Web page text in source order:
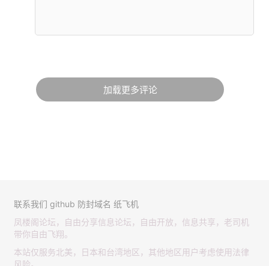
加载更多评论
联系我们 github 防封域名 纸飞机
凤楼阁论坛，自由分享信息论坛，自由开放，信息共享，老司机
带你自由飞翔。
本站仅服务北美，日本和台湾地区，其他地区用户考虑使用法律
风险。